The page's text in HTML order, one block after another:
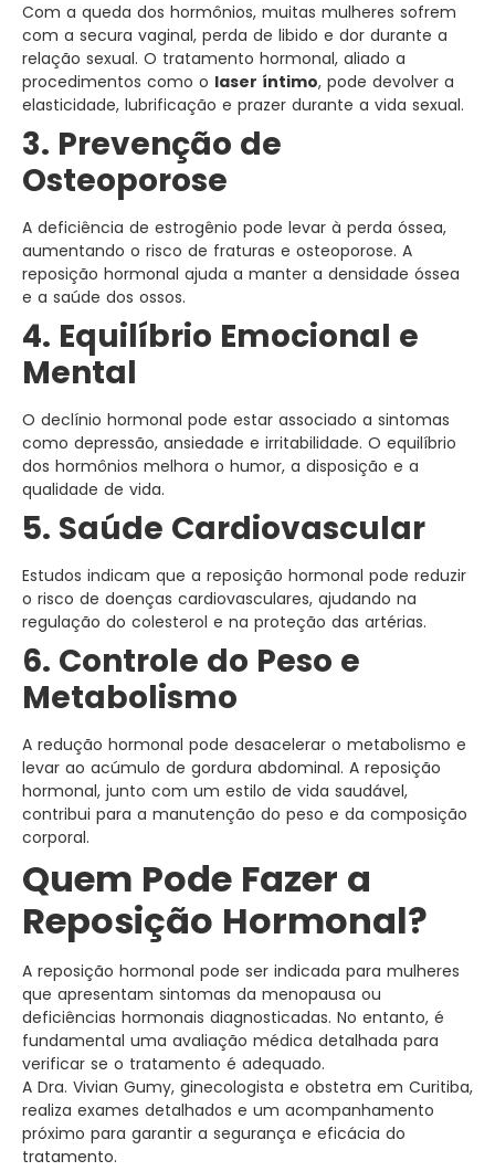
Com a queda dos hormônios, muitas mulheres sofrem
com a secura vaginal, perda de libido e dor durante a
relação sexual. O tratamento hormonal, aliado a
procedimentos como o laser íntimo, pode devolver a
elasticidade, lubrificação e prazer durante a vida sexual.
3. Prevenção de
Osteoporose
A deficiência de estrogênio pode levar à perda óssea,
aumentando o risco de fraturas e osteoporose. A
reposição hormonal ajuda a manter a densidade óssea
e a saúde dos ossos.
4. Equilíbrio Emocional e
Mental
O declínio hormonal pode estar associado a sintomas
como depressão, ansiedade e irritabilidade. O equilíbrio
dos hormônios melhora o humor, a disposição e a
qualidade de vida.
5. Saúde Cardiovascular
Estudos indicam que a reposição hormonal pode reduzir
o risco de doenças cardiovasculares, ajudando na
regulação do colesterol e na proteção das artérias.
6. Controle do Peso e
Metabolismo
A redução hormonal pode desacelerar o metabolismo e
levar ao acúmulo de gordura abdominal. A reposição
hormonal, junto com um estilo de vida saudável,
contribui para a manutenção do peso e da composição
corporal.
Quem Pode Fazer a
Reposição Hormonal?
A reposição hormonal pode ser indicada para mulheres
que apresentam sintomas da menopausa ou
deficiências hormonais diagnosticadas. No entanto, é
fundamental uma avaliação médica detalhada para
verificar se o tratamento é adequado.
A Dra. Vivian Gumy, ginecologista e obstetra em Curitiba,
realiza exames detalhados e um acompanhamento
próximo para garantir a segurança e eficácia do
tratamento.